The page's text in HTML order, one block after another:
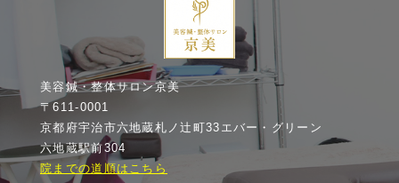
美容鍼・整体サロン京美
〒611-0001
京都府宇治市六地蔵札ノ辻町33エバー・グリーン
六地蔵駅前304
院までの道順はこちら